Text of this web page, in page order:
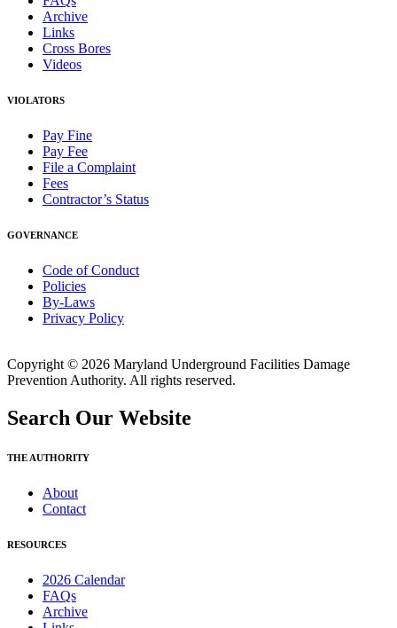
Archive
Links
Cross Bores
Videos
VIOLATORS
Pay Fine
Pay Fee
File a Complaint
Fees
Contractor’s Status
GOVERNANCE
Code of Conduct
Policies
By-Laws
Privacy Policy
Copyright © 2026 Maryland Underground Facilities Damage
Prevention Authority. All rights reserved.
Search Our Website
THE AUTHORITY
About
Contact
RESOURCES
2026 Calendar
FAQs
Archive